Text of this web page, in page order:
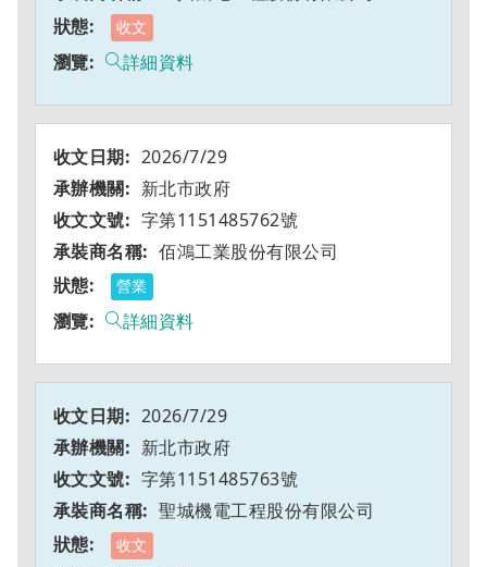
收文
詳細資料
2026/7/29
新北市政府
字第1151485762號
佰鴻工業股份有限公司
營業
詳細資料
2026/7/29
新北市政府
字第1151485763號
聖城機電工程股份有限公司
收文